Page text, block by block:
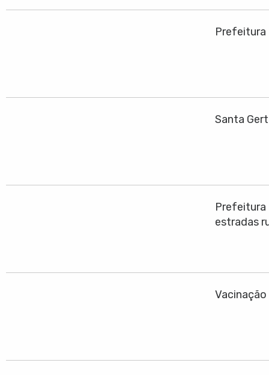
Prefeitura
Santa
Prefeitura
estradas